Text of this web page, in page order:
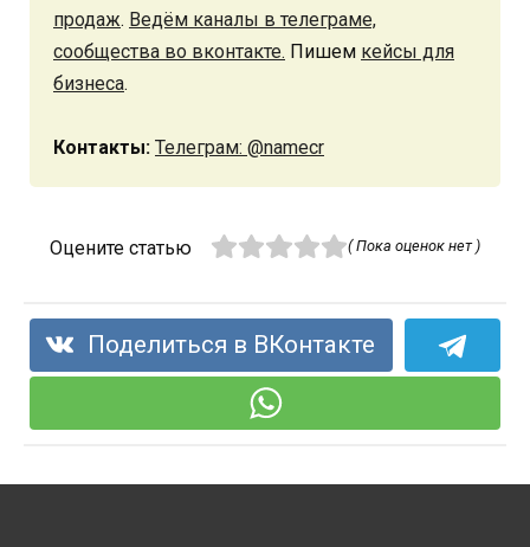
продаж. Ведём каналы в телеграме,
сообщества во вконтакте. Пишем кейсы для
бизнеса.
Контакты: Телеграм: @namecr
Оцените статью ( Пока оценок нет )
Поделиться в ВКонтакте